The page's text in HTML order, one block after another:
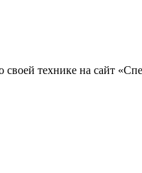
своей технике на сайт